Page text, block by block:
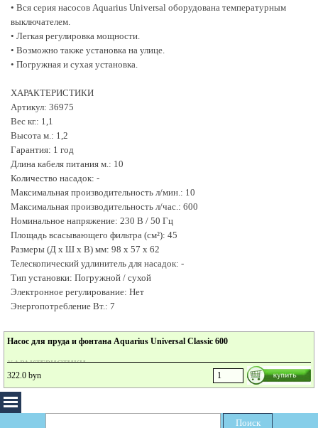
• Вся серия насосов Aquarius Universal оборудована температурным
выключателем.
• Легкая регулировка мощности.
• Возможно также установка на улице.
• Погружная и сухая установка.
ХАРАКТЕРИСТИКИ
Артикул: 36975
Вес кг.: 1,1
Высота м.: 1,2
Гарантия: 1 год
Длина кабеля питания м.: 10
Количество насадок: -
Максимальная производительность л/мин.: 10
Максимальная производительность л/час.: 600
Номинальное напряжение: 230 В / 50 Гц
Площадь всасывающего фильтра (см²): 45
Размеры (Д х Ш х В) мм: 98 х 57 х 62
Телескопический удлинитель для насадок: -
Тип установки: Погружной / сухой
Электронное регулирование: Нет
Энергопотребление Вт.: 7
Насос для пруда и фонтана Aquarius Universal Classic 600
ХАРАКТЕРИСТИКИ
Артикул: 36975
Вес кг.: 1,1
Высота м.: 1,2
Гарантия: 1 год
322.0 byn
Поиск